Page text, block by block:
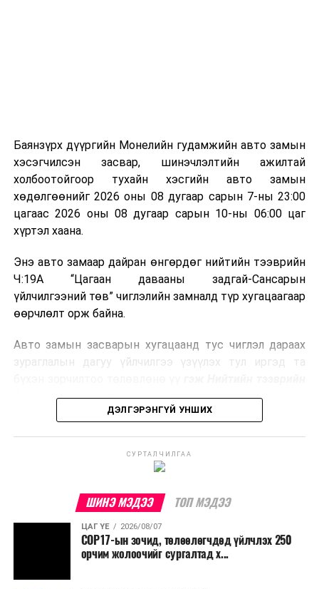
болон дулааны эрчим хүч үйлдвэрлэхэд ашиглаж
болдог. Зарим технологийн хувьд шаталтын дараа
үлдэх үнснээс фосфор зэрэг ашигт эрдсийг сэргээн
авах боломжтой аж.
байна. Тухайлбал, Германд лаг шатаах үйлдвэрээс
гарсан үнснээс фосфор сэргээн авах технологи
ашигладаг бол Нидерландад төвлөрсөн лаг
боловсруулах үйлдвэрүүдээр дулаан, цахилгаан
Ийнхүү лаг хатаах, шатаах технологийг лагийн
улсад өргөн ашиглаж байна.
Баянзүрх дүүргийн Монелийн гудамжийн авто замын
хэсэгчилсэн засвар, шинэчлэлтийн ажилтай
холбоотойгоор тухайн хэсгийн авто замын
хөдөлгөөнийг 2026 оны 08 дугаар сарын 7-ны 23:00
цагаас 2026 оны 08 дугаар сарын 10-ны 06:00 цаг
хүртэл хаана.
Энэ авто замаар дайран өнгөрдөг нийтийн тээврийн
Ч:19А “Цагаан давааны задгай-Сансарын
үйлчилгээний төв” чиглэлийн замналд түр хугацаагаар
өөрчлөлт орж байна.
Авто замын засварын хугацаанд тус чиглэл дараах
зураглалын дагуу үйлчилгээ үзүүлэх тул иргэд та
бодлогын газраас мэдээллээ.
ДЭЛГЭРЭНГҮЙ УНШИХ
СУРТАЛЧИЛГАА
ШИНЭ МЭДЭЭ ТОП МЭДЭЭ
ЦАГ ҮЕ 2026/08/07
COP17-ын зочид, төлөөлөгчдөд үйлчлэх 250
орчим жолоочийг сургалтад х...